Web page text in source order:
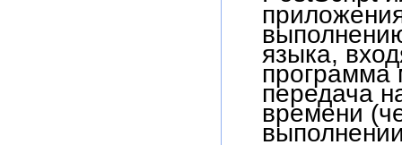
языка,
программа
передача
времени